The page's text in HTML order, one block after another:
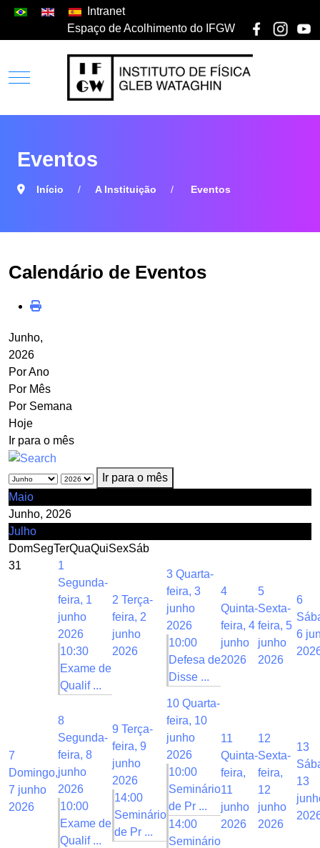
Intranet
Espaço de Acolhimento do IFGW
Eventos
Início A Instituição Eventos
Calendário de Eventos
Junho,
2026
Por Ano
Por Mês
Por Semana
Hoje
Ir para o mês
Ir para o mês
Maio
Junho, 2026
Julho
DomSegTerQuaQuiSexSáb
31
1
Segunda-
feira, 1
junho
2026
10:30
Exame de
Qualif ...
2 Terça-
feira, 2
junho
2026
3 Quarta-
feira, 3
junho
2026
10:00
Defesa de
Disse ...
4
Quinta-
feira, 4
junho
2026
5
Sexta-
feira, 5
junho
2026
6
6
7
Domingo,
7 junho
2026
8
Segunda-
feira, 8
junho
2026
10:00
Exame de
Qualif ...
9 Terça-
feira, 9
junho
2026
14:00
Seminário
de Pr ...
10 Quarta-
feira, 10
junho
2026
10:00
Seminário
de Pr ...
14:00
Seminário
11
Quinta-
feira,
11
junho
2026
12
Sexta-
feira,
12
junho
2026
13
13